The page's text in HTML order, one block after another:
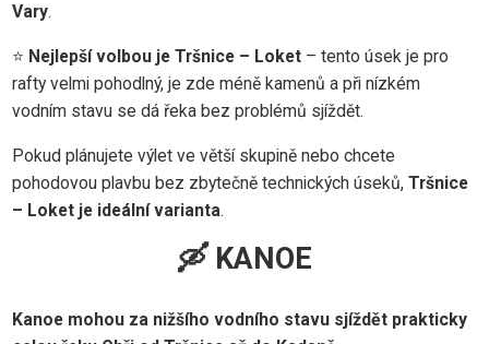
Vary.
⭐ Nejlepší volbou je Tršnice – Loket – tento úsek je pro
rafty velmi pohodlný, je zde méně kamenů a při nízkém
vodním stavu se dá řeka bez problémů sjíždět.
Pokud plánujete výlet ve větší skupině nebo chcete
pohodovou plavbu bez zbytečně technických úseků,Tršnice
– Loket je ideální varianta.
🛶 KANOE
Kanoe mohou za nižšího vodního stavu sjíždět prakticky